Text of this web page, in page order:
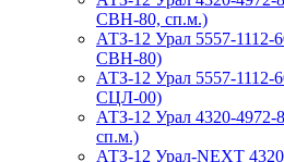
СВН-80, сп.м.)
АТЗ-12 Урал 5557-1112-
СВН-80)
АТЗ-12 Урал 5557-1112-
СЦЛ-00)
АТЗ-12 Урал 4320-
сп.м.)
АТЗ-12 Урал-NEXT